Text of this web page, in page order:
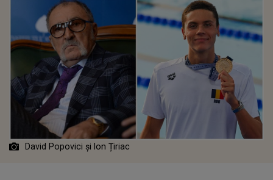
David Popovici și Ion Țiriac